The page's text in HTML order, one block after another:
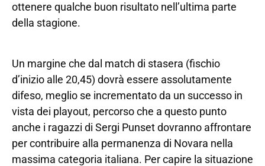
ottenere qualche buon risultato nell’ultima parte
della stagione.
Un margine che dal match di stasera (fischio
d’inizio alle 20,45) dovrà essere assolutamente
difeso, meglio se incrementato da un successo in
vista dei playout, percorso che a questo punto
anche i ragazzi di Sergi Punset dovranno affrontare
per contribuire alla permanenza di Novara nella
massima categoria italiana. Per capire la situazione